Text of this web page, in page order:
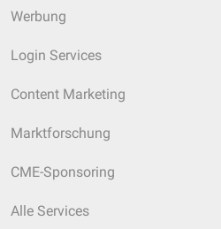
Werbung
Login Services
Content Marketing
Marktforschung
CME-Sponsoring
Alle Services